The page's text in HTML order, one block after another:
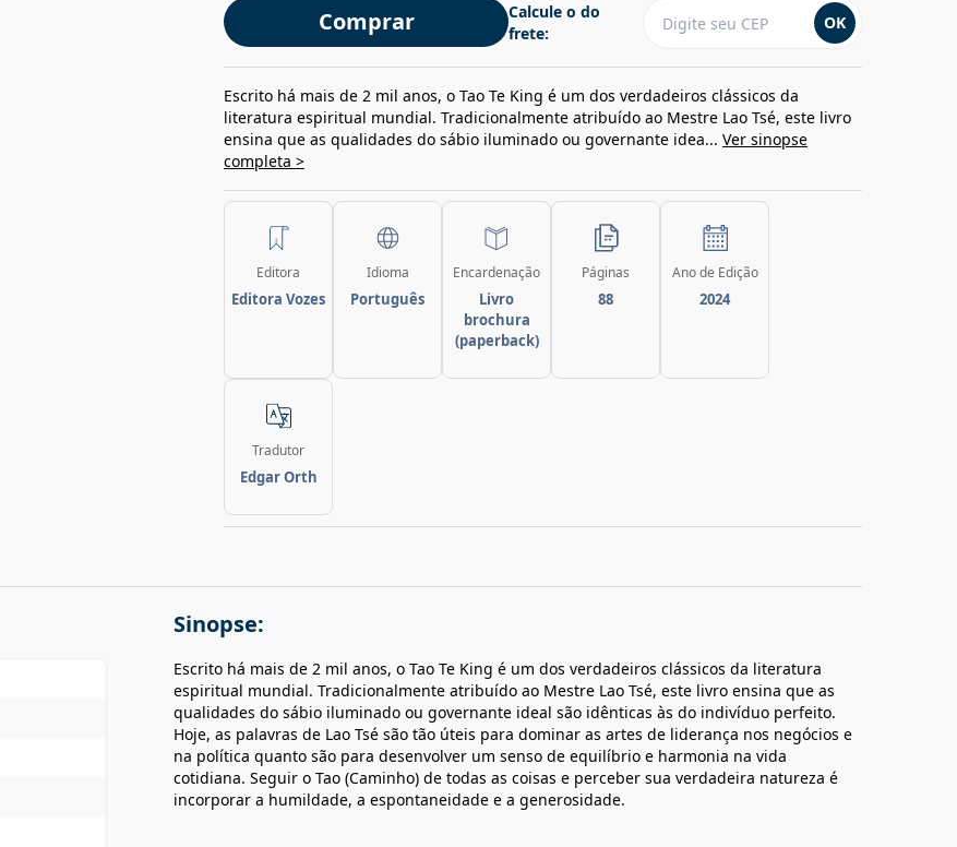
Comprar
Calcule o do
frete:
OK
Escrito há mais de 2 mil anos, o Tao Te King é um dos verdadeiros clássicos da
literatura espiritual mundial. Tradicionalmente atribuído ao Mestre Lao Tsé, este livro
ensina que as qualidades do sábio iluminado ou governante idea... Ver sinopse
completa >
Editora
Editora Vozes
Idioma
Português
Encardenação
Livro
brochura
(paperback)
Páginas
88
Ano de Edição
2024
Tradutor
Edgar Orth
Sinopse:
Escrito há mais de 2 mil anos, o Tao Te King é um dos verdadeiros clássicos da literatura
espiritual mundial. Tradicionalmente atribuído ao Mestre Lao Tsé, este livro ensina que as
qualidades do sábio iluminado ou governante ideal são idênticas às do indivíduo perfeito.
Hoje, as palavras de Lao Tsé são tão úteis para dominar as artes de liderança nos negócios e
na política quanto são para desenvolver um senso de equilíbrio e harmonia na vida
cotidiana. Seguir o Tao (Caminho) de todas as coisas e perceber sua verdadeira natureza é
incorporar a humildade, a espontaneidade e a generosidade.